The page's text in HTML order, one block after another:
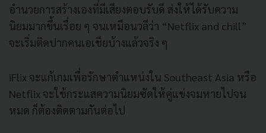
อำนวยการสร้างเองที่มีเสียงตอบรับดี ส่งให้ได้รับความ
นิยมมากขึ้นเรื่อย ๆ จนเหมือนวลีว่า “Netflix and chill”
จะเริ่มติดปากคนเอเชียบ้างแล้วจริง ๆ
iFlix จะแก้เกมเพื่อรักษาตำแหน่งใน Southeast Asia หรือ
Netflix จะใช้กระแสความนิยมซัดให้คู่แข่งจมหายไปจน
หมด ก็ต้องติดตามกันต่อไป